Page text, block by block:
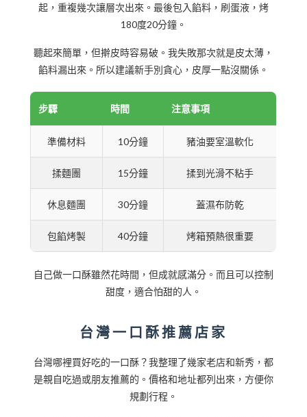
起，重複幾次讓層次出來。最後包入餡料，刷蛋液，烤
180度20分鐘。
聽起來簡單，但擀皮時容易破。我失敗那次就是皮太薄，
餡料漏出來。所以建議新手別貪心，皮厚一點沒關係。
步驟 時間 注意事項
準備材料 10分鐘 豬油要室溫軟化
揉麵團 15分鐘 揉到光滑不粘手
休息麵團 30分鐘 蓋濕布防乾
包餡烤製 40分鐘 烤箱預熱很重要
自己做一口酥雖然花時間，但成就感滿分。而且可以控制
甜度，適合怕甜的人。
台灣一口酥推薦店家
台灣哪裡買好吃的一口酥？我整理了幾家老店和新秀，都
是親自吃過或朋友推薦的。價格和地址都列出來，方便你
規劃行程。